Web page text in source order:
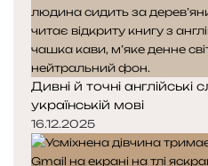
н
к
а
н
к
а
Дивні й точні англійські
українській мові
16.12.2025